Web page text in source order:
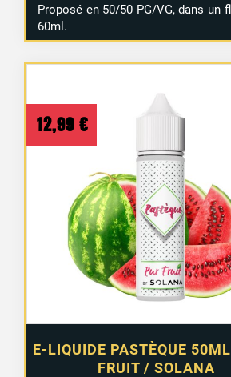
Proposé en 50/50 PG/VG, dans un
60ml.
E-LIQUIDE PASTÈQUE
FRUIT / SOLANA
12,99 €